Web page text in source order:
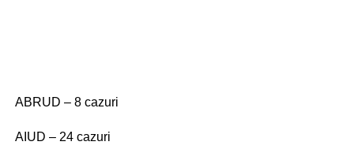
ABRUD – 8 cazuri
AIUD – 24 cazuri